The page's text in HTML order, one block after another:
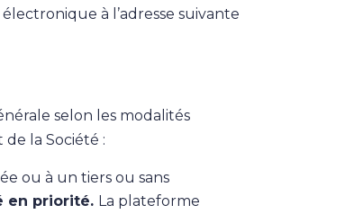
à l’adresse suivante
selon les modalités
la Société :
ou à un tiers ou sans
en priorité. La plateforme